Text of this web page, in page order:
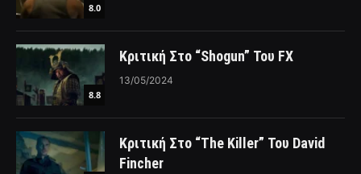
8.0
8.8
Κριτική Στο “Shogun” Του FX
13/05/2024
Κριτική Στο “The Killer” Του David
Fincher